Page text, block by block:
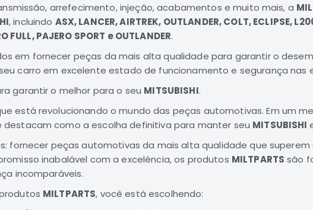
arrefecimento, injeção, acabamentos e muito mais, a
, incluindo ASX, LANCER, AIRTREK, OUTLANDER, COLT, ECLIPSE,
FULL, PAJERO SPORT e OUTLANDER.
em fornecer peças da mais alta qualidade para garantir o
carro em excelente estado de funcionamento e segurança nas
garantir o melhor para o seu MITSUBISHI.
está revolucionando o mundo das peças automotivas. Em um
destacam como a escolha definitiva para manter seu MITSUBISHI
fornecer peças automotivas da mais alta qualidade que
inabalável com a excelência, os produtos MILTPARTS são
incomparáveis.
MILTPARTS, você está escolhendo: